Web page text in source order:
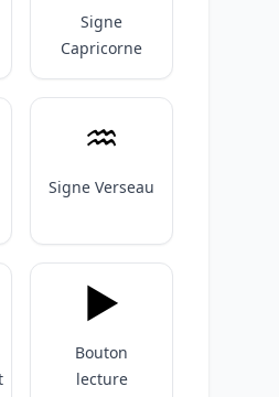
Signe
Capricorne
♒️
Signe Verseau
▶️
Bouton
lecture